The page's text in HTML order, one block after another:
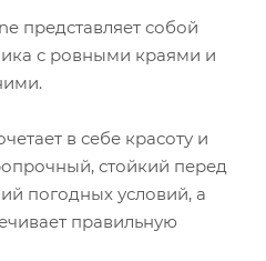
представляет собой
с ровными краями и
в себе красоту и
стойкий перед
погодных условий, а
правильную